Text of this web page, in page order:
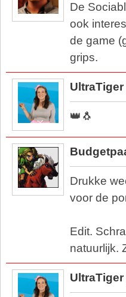
De
ook
de game
grips.
UltraTiger
👑🐧
Drukke
voor de
Edit.
natuurlijk.
UltraTiger